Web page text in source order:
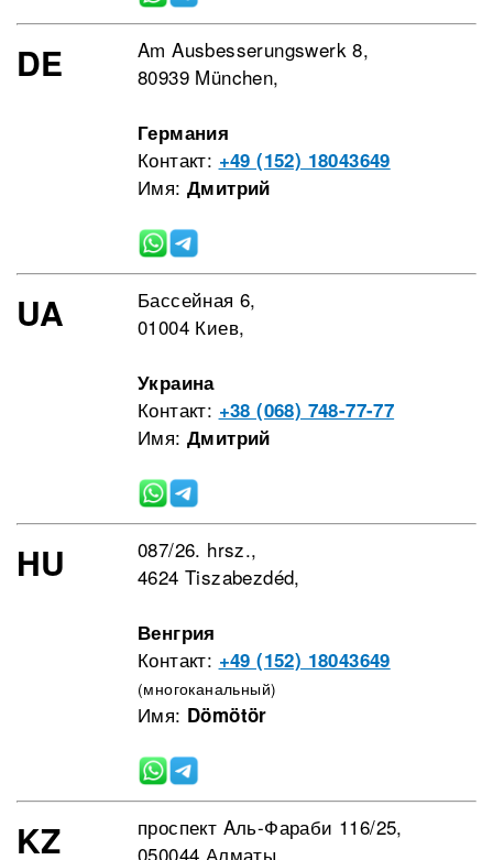
DE
Am Ausbesserungswerk 8,
80939 München,
Германия
Контакт: +49 (152) 18043649
Имя: Дмитрий
UA
Бассейная 6,
01004 Киев,
Украина
Контакт: +38 (068) 748-77-77
Имя: Дмитрий
HU
087/26. hrsz.,
4624 Tiszabezdéd,
Венгрия
Контакт: +49 (152) 18043649
(многоканальный)
Имя: Dömötör
KZ
проспект Aль-Фараби 116/25,
050044 Алматы,